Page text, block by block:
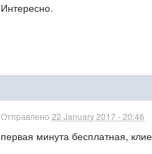
Интересно.
Отправлено22 January 2017 - 20:46
первая минута бесплатная,